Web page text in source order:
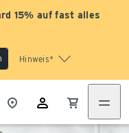
15% auf fast alles
Hinweis*